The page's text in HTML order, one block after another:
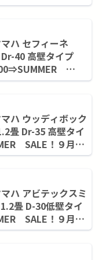
ハ セフィーネ
Dr-40 高壁タイプ
ハ ウッディボック
畳 Dr-35 高壁タイ
SALE！９月末
ハ アビテックスミ
畳 D-30低壁タイ
SALE！９月末